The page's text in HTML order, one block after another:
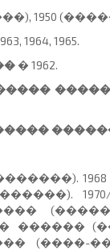
1950 (�����),
1964, 1965.
� 1962.
�������).
����
������
(����-